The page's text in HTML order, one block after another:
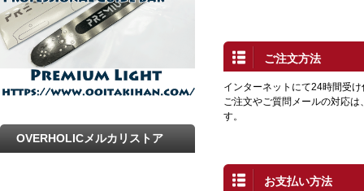
ご注文方法
インターネットにて24時間受
ご注文やご質問メールの対応
す。
お支払い方法
OVERHOLICメルカリストア